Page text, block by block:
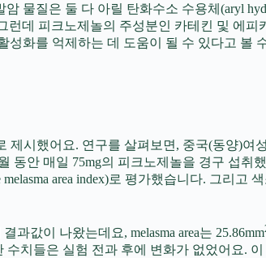
물질은 둘 다 아릴 탄화수소 수용체(aryl
데 피크노제놀의 주성분인 카테킨 및 에
화를 억제하는 데 도움이 될 수 있다고 볼
시했어요. 연구를 살펴보면, 중국(동양)여
안 매일 75mg의 피크노제놀을 경구 섭취
area index)로 평가했습니다. 그리고 색
값이 나왔는데요, melasma area는 25.86mm
치들은 실험 전과 후에 변화가 없었어요.